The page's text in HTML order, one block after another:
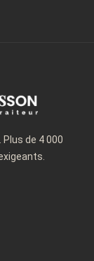
de 4 000